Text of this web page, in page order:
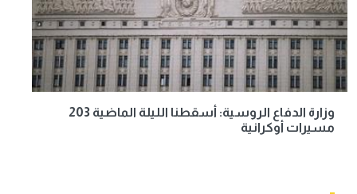
وزارة الدفاع الروسية: أسقطنا الليلة الماضية 203
مسيرات أوكرانية